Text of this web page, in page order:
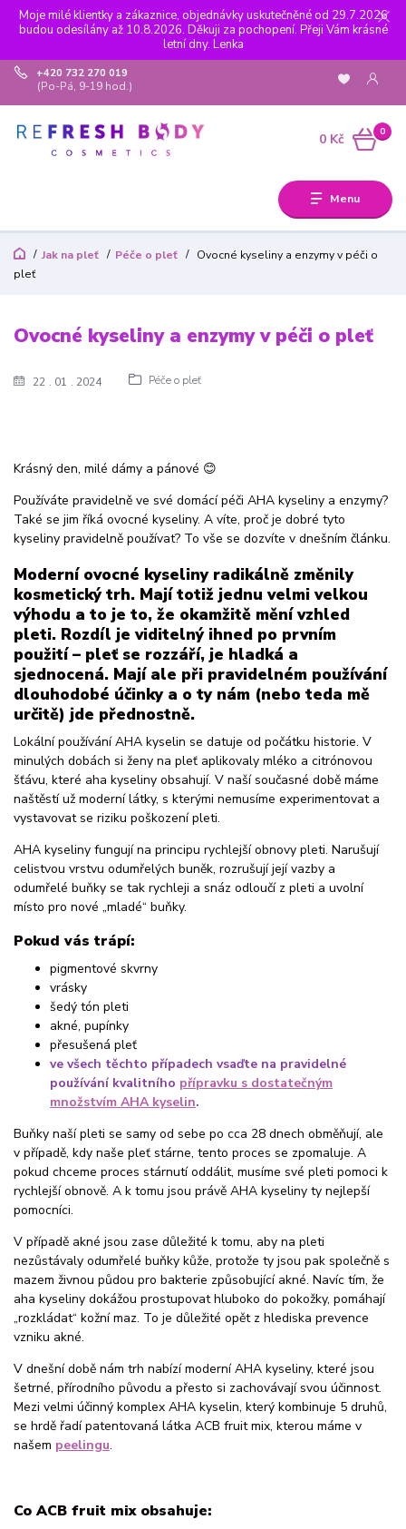
Moje milé klientky a zákaznice, objednávky uskutečněné od 29.7.2026
budou odesílány až 10.8.2026. Děkuji za pochopení. Přeji Vám krásné
letní dny. Lenka
Menu
+420 732 270 019
(Po-Pá, 9-19 hod.)
0
0 Kč
Jak na pleť Péče o pleť
Ovocné kyseliny a enzymy v péči o
pleť
22 01 2024 Péče o pleť
Ovocné kyseliny a enzymy v péči o pleť
Krásný den, milé dámy a pánové 😊
Používáte pravidelně ve své domácí péči AHA kyseliny a enzymy?
Také se jim říká ovocné kyseliny. A víte, proč je dobré tyto
kyseliny pravidelně používat? To vše se dozvíte v dnešním článku.
Moderní ovocné kyseliny radikálně změnily
kosmetický trh. Mají totiž jednu velmi velkou
výhodu a to je to, že okamžitě mění vzhled
pleti. Rozdíl je viditelný ihned po prvním
použití – pleť se rozzáří, je hladká a
sjednocená. Mají ale při pravidelném používání
dlouhodobé účinky a o ty nám (nebo teda mě
určitě) jde přednostně.
Lokální používání AHA kyselin se datuje od počátku historie. V
minulých dobách si ženy na pleť aplikovaly mléko a citrónovou
šťávu, které aha kyseliny obsahují. V naší současné době máme
naštěstí už moderní látky, s kterými nemusíme experimentovat a
vystavovat se riziku poškození pleti.
AHA kyseliny fungují na principu rychlejší obnovy pleti. Narušují
celistvou vrstvu odumřelých buněk, rozrušují její vazby a
odumřelé buňky se tak rychleji a snáz odloučí z pleti a uvolní
místo pro nové „mladé“ buňky.
Pokud vás trápí:
pigmentové skvrny
vrásky
šedý tón pleti
akné, pupínky
přesušená pleť
ve všech těchto případech vsaďte na pravidelné
používání kvalitního přípravku s dostatečným
množstvím AHA kyselin.
Buňky naší pleti se samy od sebe po cca 28 dnech obměňují, ale
v případě, kdy naše pleť stárne, tento proces se zpomaluje. A
pokud chceme proces stárnutí oddálit, musíme své pleti pomoci k
rychlejší obnově. A k tomu jsou právě AHA kyseliny ty nejlepší
pomocníci.
V případě akné jsou zase důležité k tomu, aby na pleti
nezůstávaly odumřelé buňky kůže, protože ty jsou pak společně s
mazem živnou půdou pro bakterie způsobující akné. Navíc tím, že
aha kyseliny dokážou prostupovat hluboko do pokožky, pomáhají
„rozkládat“ kožní maz. To je důležité opět z hlediska prevence
vzniku akné.
V dnešní době nám trh nabízí moderní AHA kyseliny, které jsou
šetrné, přírodního původu a přesto si zachovávají svou účinnost.
Mezi velmi účinný komplex AHA kyselin, který kombinuje 5 druhů,
se hrdě řadí patentovaná látka ACB fruit mix, kterou máme v
našem peelingu.
Co ACB fruit mix obsahuje: